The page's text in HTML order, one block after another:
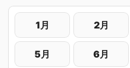
1月 2月
5月 6月